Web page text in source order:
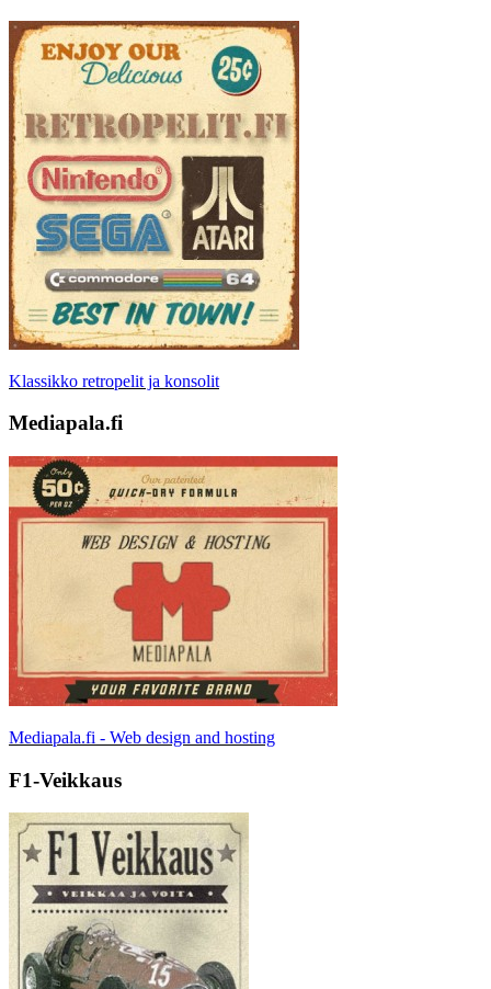
Klassikko retropelit ja konsolit
Mediapala.fi
Mediapala.fi - Web design and hosting
F1-Veikkaus